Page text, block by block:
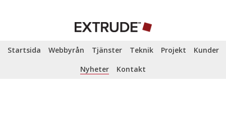
Startsida Webbyrån Tjänster Teknik Projekt
Kunder
Nyheter
Kontakt